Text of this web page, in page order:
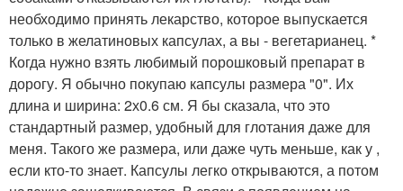
необходимо принять лекарство, которое выпускается
только в желатиновых капсулах, а вы - вегетарианец. *
Когда нужно взять любимый порошковый препарат в
дорогу. Я обычно покупаю капсулы размера "0". Их
длина и ширина: 2х0.6 см. Я бы сказала, что это
стандартный размер, удобный для глотания даже для
меня. Такого же размера, или даже чуть меньше, как у ,
если кто-то знает. Капсулы легко открываются, а потом